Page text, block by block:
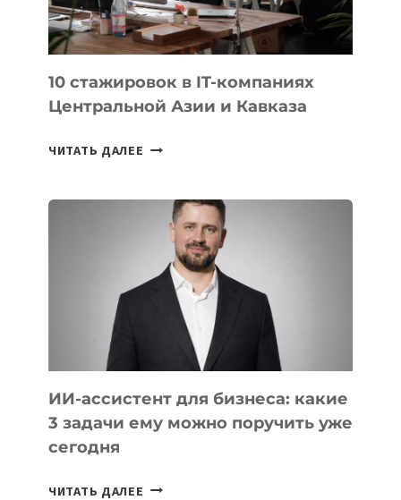
ОЛИМПИАДЕ
ПО
ИИ
10 стажировок в IT-компаниях
Центральной Азии и Кавказа
ЧИТАТЬ ДАЛЕЕ
КОМПАНИЯХ
ЦЕНТРАЛЬНОЙ
АЗИИ
КАВКАЗА
ИИ-ассистент для бизнеса: какие
3 задачи ему можно поручить уже
сегодня
ЧИТАТЬ ДАЛЕЕ ИИ-